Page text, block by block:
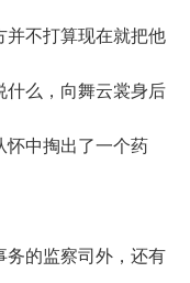
不打算现在就把他
什么，向舞云裳身后
怀中掏出了一个药
的监察司外，还有